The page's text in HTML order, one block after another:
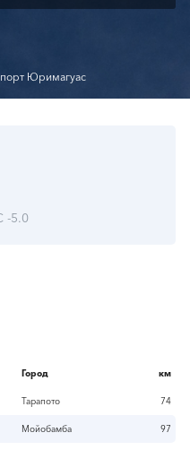
Юримагуас
-5.0
Город км
Тарапото 74
Мойобамба 97